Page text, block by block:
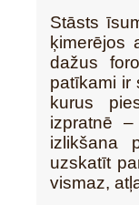
Stāsts
ķimerējos
dažus
patīkami ir
kurus
izpratnē
izlikšana
uzskatīt
vismaz,